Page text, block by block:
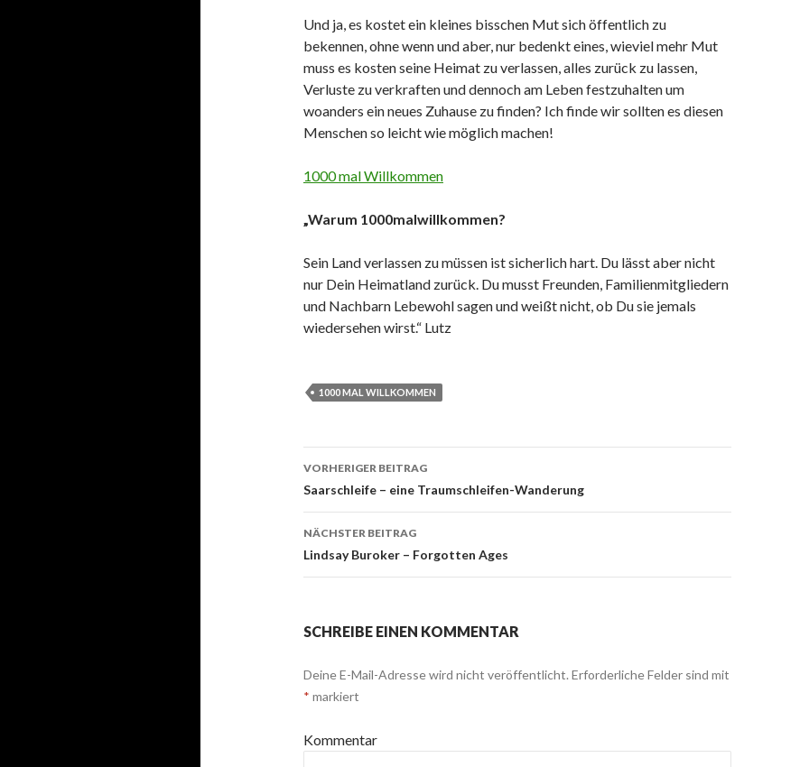
Und ja, es kostet ein kleines bisschen Mut sich öffentlich zu
bekennen, ohne wenn und aber, nur bedenkt eines, wieviel mehr Mut
muss es kosten seine Heimat zu verlassen, alles zurück zu lassen,
Verluste zu verkraften und dennoch am Leben festzuhalten um
woanders ein neues Zuhause zu finden? Ich finde wir sollten es diesen
Menschen so leicht wie möglich machen!
1000 mal Willkommen
„Warum 1000malwillkommen?
Sein Land verlassen zu müssen ist sicherlich hart. Du lässt aber nicht
nur Dein Heimatland zurück. Du musst Freunden, Familienmitgliedern
und Nachbarn Lebewohl sagen und weißt nicht, ob Du sie jemals
wiedersehen wirst.“ Lutz
1000 MAL WILLKOMMEN
Beitrags-
Navigation
VORHERIGER BEITRAG
Saarschleife – eine Traumschleifen-Wanderung
NÄCHSTER BEITRAG
Lindsay Buroker – Forgotten Ages
SCHREIBE EINEN KOMMENTAR
Deine E-Mail-Adresse wird nicht veröffentlicht. Erforderliche Felder sind mit
* markiert
Kommentar